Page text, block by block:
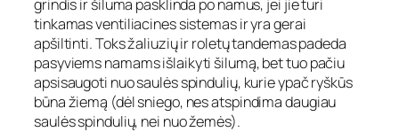
grindis ir šiluma pasklinda po namus, jei jie turi
tinkamas ventiliacines sistemas ir yra gerai
apšiltinti. Toks žaliuzių ir roletų tandemas padeda
pasyviems namams išlaikyti šilumą, bet tuo pačiu
apsisaugoti nuo saulės spindulių, kurie ypač ryškūs
būna žiemą (dėl sniego, nes atspindima daugiau
saulės spindulių, nei nuo žemės).